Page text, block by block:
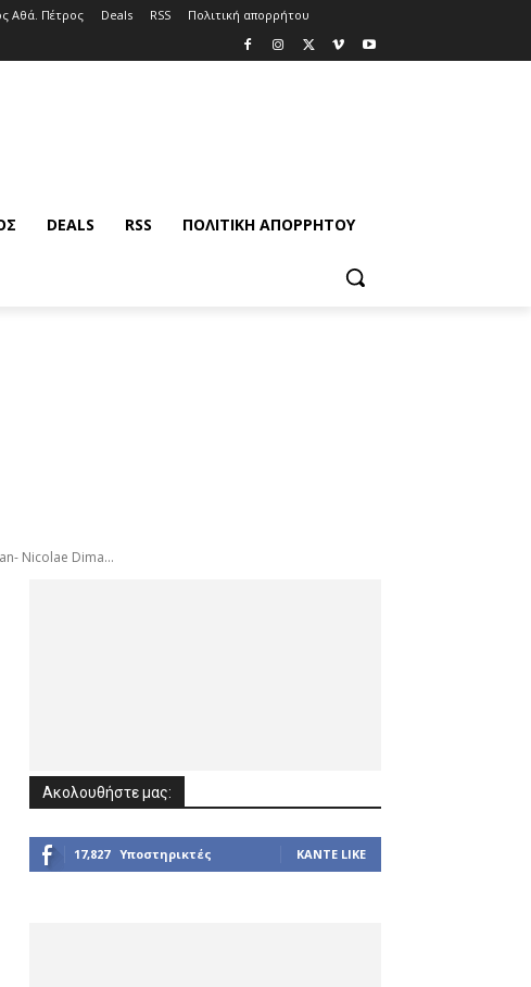
Αθά. Πέτρος Deals RSS Πολιτική απορρήτου
DEALS RSS ΠΟΛΙΤΙΚΉ ΑΠΟΡΡΉΤΟΥ
Nicolae Dima...
Ακολουθήστε μας:
17,827 Υποστηρικτές ΚΆΝΤΕ LIKE